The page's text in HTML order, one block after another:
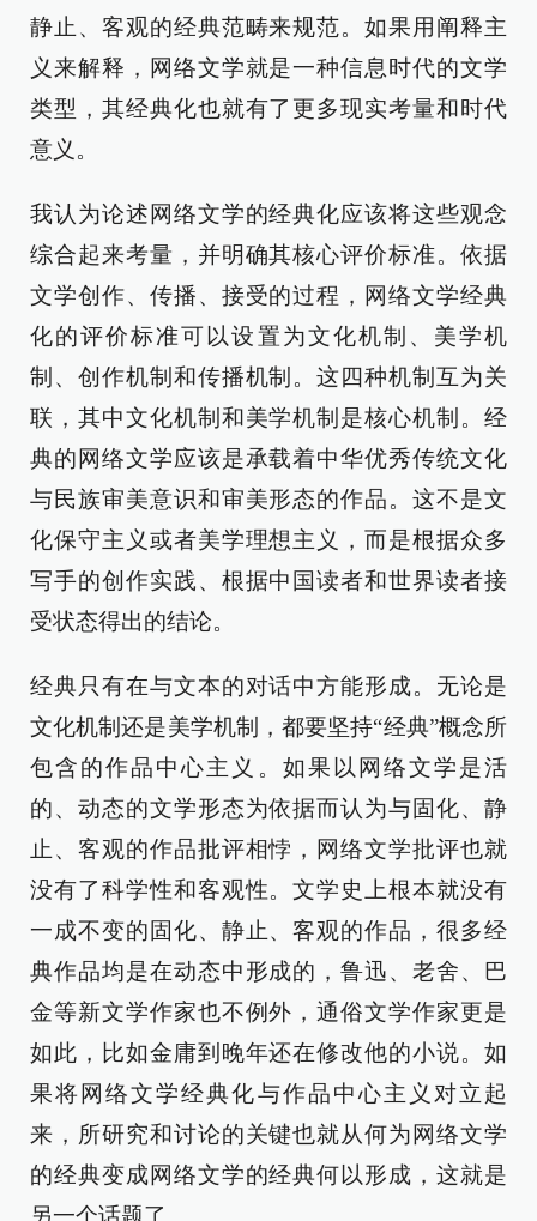
静止、客观的经典范畴来规范。如果用阐释主
义来解释，网络文学就是一种信息时代的文学
类型，其经典化也就有了更多现实考量和时代
意义。
我认为论述网络文学的经典化应该将这些观念
综合起来考量，并明确其核心评价标准。依据
文学创作、传播、接受的过程，网络文学经典
化的评价标准可以设置为文化机制、美学机
制、创作机制和传播机制。这四种机制互为关
联，其中文化机制和美学机制是核心机制。经
典的网络文学应该是承载着中华优秀传统文化
与民族审美意识和审美形态的作品。这不是文
化保守主义或者美学理想主义，而是根据众多
写手的创作实践、根据中国读者和世界读者接
受状态得出的结论。
经典只有在与文本的对话中方能形成。无论是
文化机制还是美学机制，都要坚持“经典”概念所
包含的作品中心主义。如果以网络文学是活
的、动态的文学形态为依据而认为与固化、静
止、客观的作品批评相悖，网络文学批评也就
没有了科学性和客观性。文学史上根本就没有
一成不变的固化、静止、客观的作品，很多经
典作品均是在动态中形成的，鲁迅、老舍、巴
金等新文学作家也不例外，通俗文学作家更是
如此，比如金庸到晚年还在修改他的小说。如
果将网络文学经典化与作品中心主义对立起
来，所研究和讨论的关键也就从何为网络文学
的经典变成网络文学的经典何以形成，这就是
另一个话题了。